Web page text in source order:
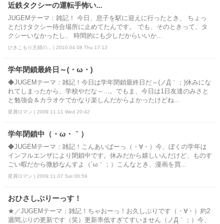
近鉄タクシーの運転手怖い...
JUGEMテーマ：雑記！ 今日、息子を駅に迎えに行ったとき、 ちょっ
とだけタクシー待合場所に止めてたんです。 でも、そのときって、タ
クシーいなかったし、 時間的にも少しだからいいか...
ひきこもり主婦の... | 2010.04.08 Thu 17:12
学年閉鎖最終日～(・ω・)
◆JUGEMテーマ：雑記！今日は学年閉鎖最終日だ～(ノД｀；)休みにな
れてしまったから、学校やだな～...。でもま、今日は1日友達のみさと
と勉強会＆カラオケでかなり楽しんだからよかったけどね...
星屑ロマン | 2009.11.11 Wed 20:42
学年閉鎖中（・ω・｀）
◆JUGEMテーマ：雑記！こんあいばーっ（・∀・）今、ぼくの学年は
インフルエンザにより閉鎖中です。休みだから嬉しいんだけど、ものす
ごい暇だから微妙なんすよ（´ω｀；）こんなとき、漫画を買...
星屑ロマン | 2009.11.07 Sat 00:59
おひさしぶりーっす！
★／JUGEMテーマ：雑記！ちゃおーっ！お久しぶりです（・∀・）約2
週間ぶりの更新です（笑）更新率低すぎてすいません（ノД｀；）今、